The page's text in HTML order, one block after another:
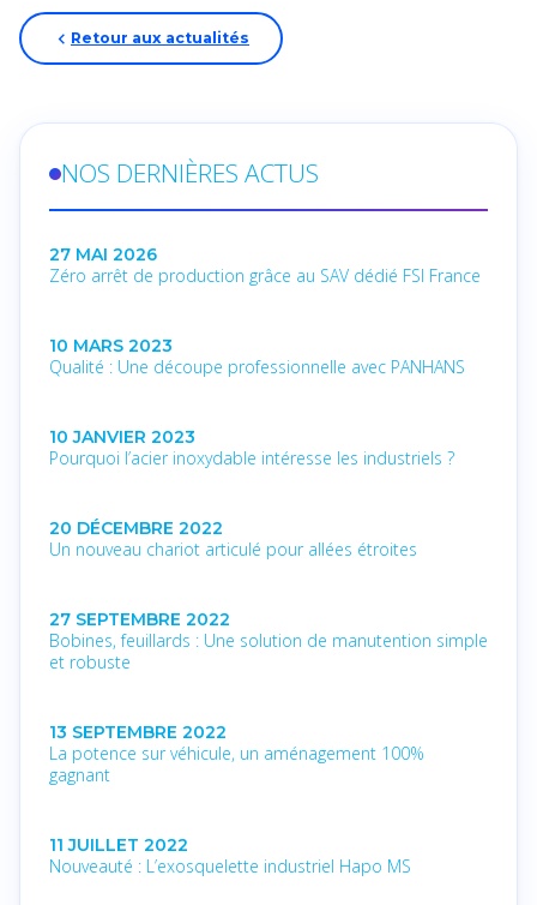
Retour aux actualités
NOS DERNIÈRES ACTUS
27 MAI 2026
Zéro arrêt de production grâce au SAV dédié FSI France
10 MARS 2023
Qualité : Une découpe professionnelle avec PANHANS
10 JANVIER 2023
Pourquoi l’acier inoxydable intéresse les industriels ?
20 DÉCEMBRE 2022
Un nouveau chariot articulé pour allées étroites
27 SEPTEMBRE 2022
Bobines, feuillards : Une solution de manutention simple
et robuste
13 SEPTEMBRE 2022
La potence sur véhicule, un aménagement 100%
gagnant
11 JUILLET 2022
Nouveauté : L’exosquelette industriel Hapo MS